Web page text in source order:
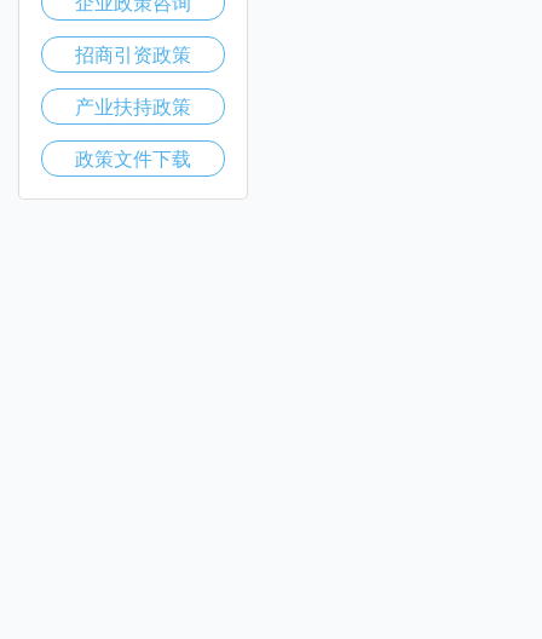
招商引资政策
产业扶持政策
政策文件下载